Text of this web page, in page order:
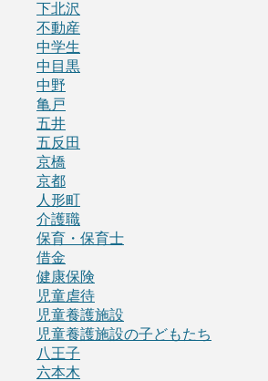
下北沢
不動産
中学生
中目黒
中野
亀戸
五井
五反田
京橋
京都
人形町
介護職
保育・保育士
借金
健康保険
児童虐待
児童養護施設
児童養護施設の子どもたち
八王子
六本木